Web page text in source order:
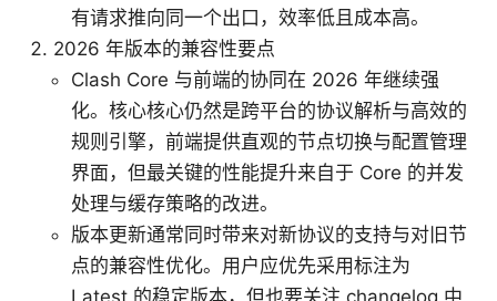
有请求推向同一个出口，效率低且成本高。
2026 年版本的兼容性要点
Clash Core 与前端的协同在 2026 年继续强
化。核心核心仍然是跨平台的协议解析与高效的
规则引擎，前端提供直观的节点切换与配置管理
界面，但最关键的性能提升来自于 Core 的并发
处理与缓存策略的改进。
版本更新通常同时带来对新协议的支持与对旧节
点的兼容性优化。用户应优先采用标注为